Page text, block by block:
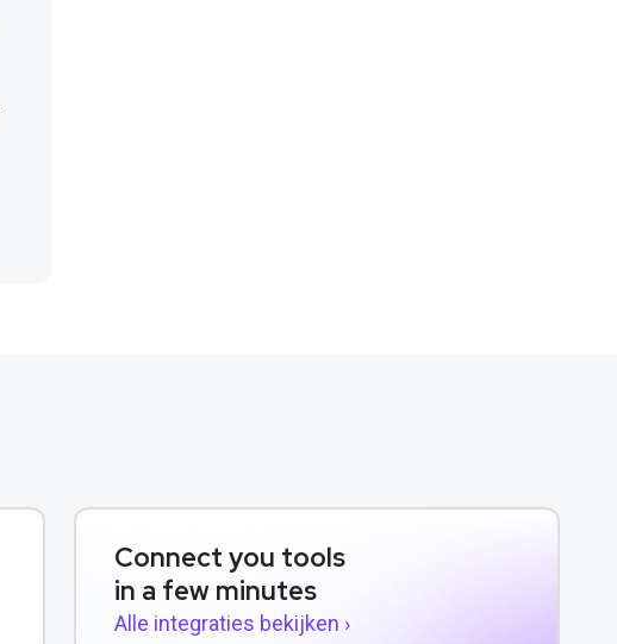
Connect you tools
in a few minutes
Alle integraties bekijken ›